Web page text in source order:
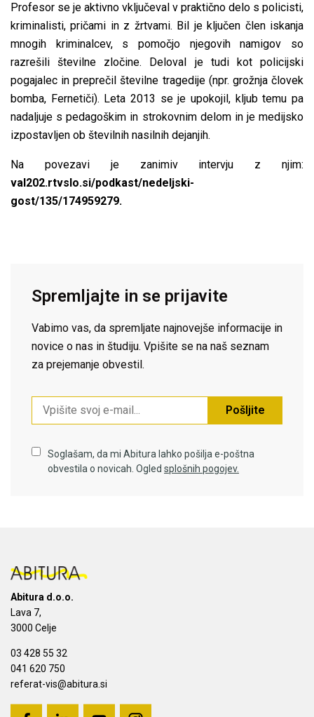
Profesor se je aktivno vključeval v praktično delo s policisti,
kriminalisti, pričami in z žrtvami. Bil je ključen člen iskanja
mnogih kriminalcev, s pomočjo njegovih namigov so
razrešili številne zločine. Deloval je tudi kot policijski
pogajalec in preprečil številne tragedije (npr. grožnja človek
bomba, Fernetiči). Leta 2013 se je upokojil, kljub temu pa
nadaljuje s pedagoškim in strokovnim delom in je medijsko
izpostavljen ob številnih nasilnih dejanjih.
Na povezavi je zanimiv intervju z njim:
val202.rtvslo.si/podkast/nedeljski-
gost/135/174959279.
Spremljajte in se prijavite
Vabimo vas, da spremljate najnovejše informacije in
novice o nas in študiju. Vpišite se na naš seznam
za prejemanje obvestil.
Pošljite
Soglašam, da mi Abitura lahko pošilja e-poštna
obvestila o novicah. Ogled splošnih pogojev.
Abitura d.o.o.
Lava 7,
3000 Celje
03 428 55 32
041 620 750
referat-vis@abitura.si